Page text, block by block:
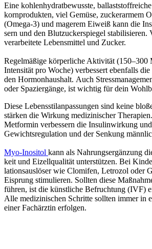
Eine koh­len­hy­drat­be­wuss­te,
korn­pro­duk­ten, viel Gemü­se, zucker­ar­mem
(Omega‑3) und mage­rem Eiweiß kann die
sern und den Blut­zu­cker­spie­gel sta­bi­li­sie­ren.
ver­ar­bei­te­te Lebens­mit­tel und Zucker.
Regel­mä­ßi­ge kör­per­li­che Akti­vi­tät (150–300
Inten­si­tät pro Woche) ver­bes­sert eben­falls
den Hor­mon­haus­halt. Auch
oder Spa­zier­gän­ge, ist wich­tig für dein
Die­se Lebens­stil­an­pas­sun­gen sind kei­ne
stär­ken die Wir­kung medi­zi­ni­scher
Met­formin ver­bes­sern die Insu­lin­wir­kung
Gewichts­re­gu­la­ti­on und der Sen­kung
Myo-Ino­si­tol kann als Nah­rungs­er­gän­zung
keit und Eizell­qua­li­tät unter­stüt­zen. Bei
la­ti­ons­aus­lö­ser wie Clo­mi­fen, Letro­zol oder
Eisprung sti­mu­lie­ren. Soll­ten die­se
füh­ren, ist die künst­li­che Befruch­tung (IVF)
Alle medi­zi­ni­schen Schrit­te soll­ten immer in
einer Fach­ärz­tin erfol­gen.